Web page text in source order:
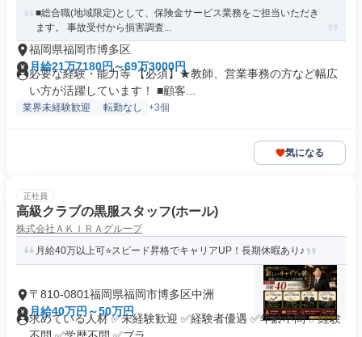
■総合職(地域限定)として、保険金サービス業務をご担当いただき
ます。 事故受付から損害調査...
福岡県福岡市博多区
月給21万7180円～69万3000円
必要な経験・能力等 【必須】★教師、営業事務の方など幅広
い方が活躍しています！ ■顧客...
業界未経験歓迎 転勤なし +3個
気になる
正社員
高級クラブの黒服スタッフ(ホール)
株式会社ＡＫＩＲＡグループ
月給40万以上可⭐スピード昇格でキャリアUP！長期休暇あり♪
〒810-0801福岡県福岡市博多区中洲
月給40万円～50万円
求めている人材 ✅未経験歓迎 ✅経験者優遇 ✅年齢不問 ✅経験